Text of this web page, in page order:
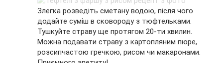
Злегка розведіть сметану водою, після чого
додайте суміш в сковороду з тюфтельками.
Тушкуйте страву ще протягом 20-ти хвилин.
Можна подавати страву з картопляним пюре,
розсипчастою гречкою, рисом чи макаронами.